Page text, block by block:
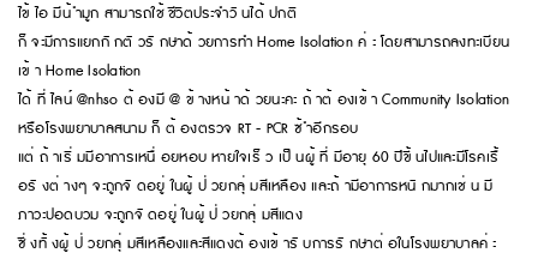
ไข้ ไอ มีน้ ำมูก สามารถใช้ ชีวิตประจำวั นได้ ปกติ
ก็ จะมีการแยกกั กตั วรั กษาด้ วยการทำ Home Isolation ค่ ะ โดยสามารถลงทะเบียน
เข้ า Home Isolation
ได้ ที่ ไลน์ @nhso ต้ องมี @ ข้ างหน้ าด้ วยนะคะ ถ้ าต้ องเข้ า Community Isolation
หรือโรงพยาบาลสนาม ก็ ต้ องตรวจ RT - PCR ซ้ ำอีกรอบ
แต่ ถ้ าเริ่ มมีอาการเหนื่ อยหอบ หายใจเร็ ว เป็ นผู้ ที่ มีอายุ 60 ปีขึ้ นไปและมีโรคเรื้
อรั งต่ างๆ จะถูกจั ดอยู่ ในผู้ ป่ วยกลุ่ มสีเหลือง และถ้ ามีอาการหนั กมากเช่ น มี
ภาวะปอดบวม จะถูกจั ดอยู่ ในผู้ ป่ วยกลุ่ มสีแดง
ซึ่ งทั้ งผู้ ป่ วยกลุ่ มสีเหลืองและสีแดงต้ องเข้ ารั บการรั กษาต่ อในโรงพยาบาลค่ ะ